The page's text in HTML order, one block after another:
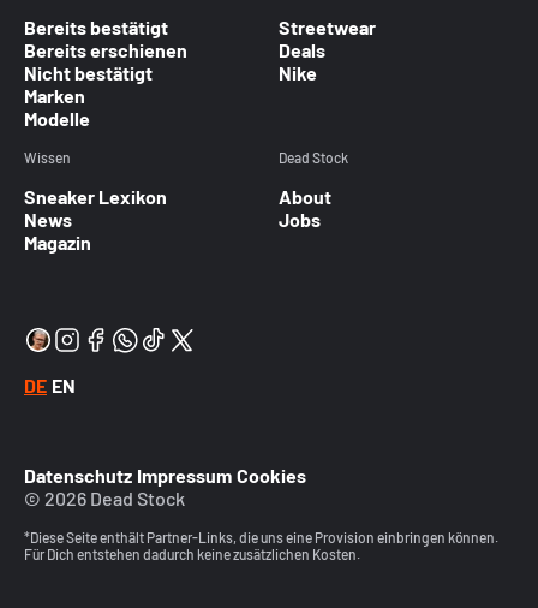
Bereits bestätigt
Bereits erschienen
Nicht bestätigt
Marken
Modelle
Streetwear
Deals
Nike
Wissen
Sneaker Lexikon
News
Magazin
Dead Stock
About
Jobs
DE EN
Datenschutz Impressum Cookies
© 2026 Dead Stock
*Diese Seite enthält Partner-Links, die uns eine Provision einbringen können.
Für Dich entstehen dadurch keine zusätzlichen Kosten.